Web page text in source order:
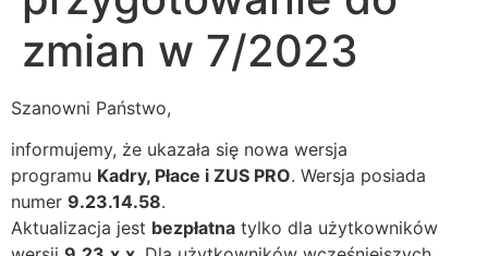
zmian w 7/2023
Szanowni Państwo,
informujemy, że ukazała się nowa wersja
programu Kadry, Płace i ZUS PRO. Wersja posiada
numer 9.23.14.58.
Aktualizacja jest bezpłatna tylko dla użytkowników